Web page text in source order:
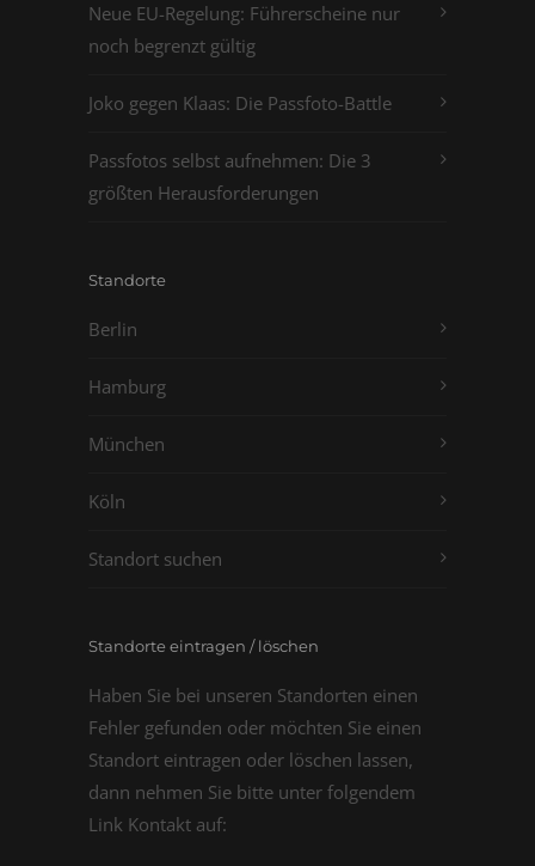
Neue EU-Regelung: Führerscheine nur
noch begrenzt gültig
Joko gegen Klaas: Die Passfoto-Battle
Passfotos selbst aufnehmen: Die 3
größten Herausforderungen
Standorte
Berlin
Hamburg
München
Köln
Standort suchen
Standorte eintragen / löschen
Haben Sie bei unseren Standorten einen
Fehler gefunden oder möchten Sie einen
Standort eintragen oder löschen lassen,
dann nehmen Sie bitte unter folgendem
Link Kontakt auf: